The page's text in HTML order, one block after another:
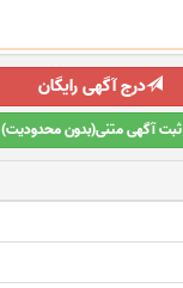
درج آگهی رایگان
ثبت آگهی متنی(بدون محدودیت)